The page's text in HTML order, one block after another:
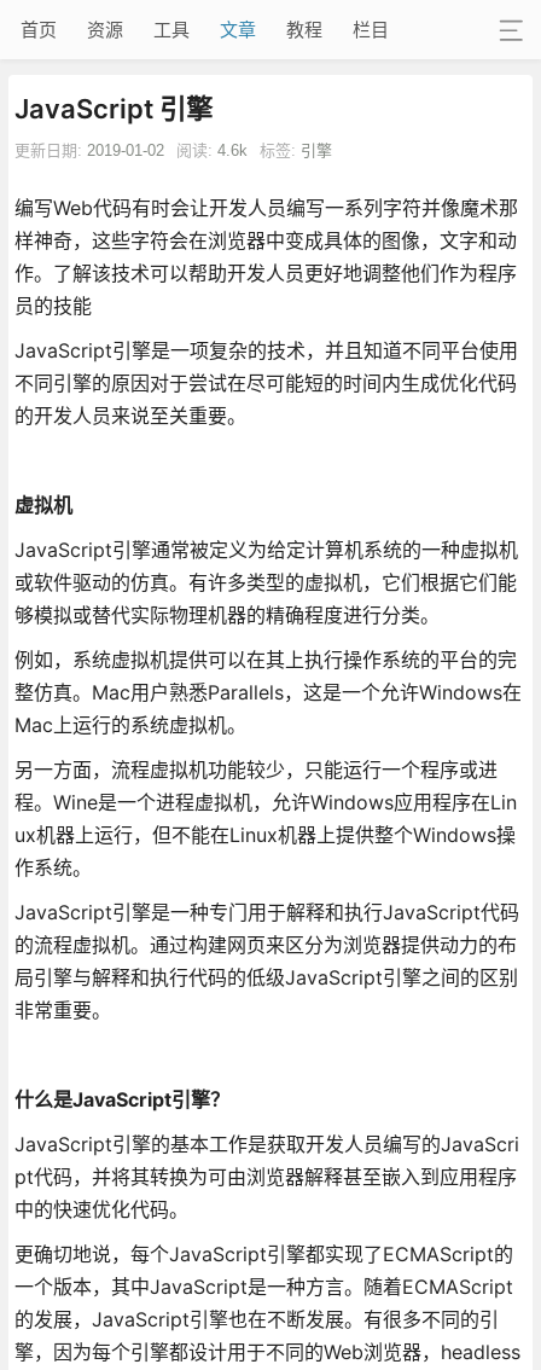
首页 资源 工具 文章 教程 栏目
JavaScript 引擎
更新日期: 2019-01-02 阅读: 4.6k 标签: 引擎
编写Web代码有时会让开发人员编写一系列字符并像魔术那
样神奇，这些字符会在浏览器中变成具体的图像，文字和动
作。了解该技术可以帮助开发人员更好地调整他们作为程序
员的技能
JavaScript引擎是一项复杂的技术，并且知道不同平台使用
不同引擎的原因对于尝试在尽可能短的时间内生成优化代码
的开发人员来说至关重要。
虚拟机
JavaScript引擎通常被定义为给定计算机系统的一种虚拟机
或软件驱动的仿真。有许多类型的虚拟机，它们根据它们能
够模拟或替代实际物理机器的精确程度进行分类。
例如，系统虚拟机提供可以在其上执行操作系统的平台的完
整仿真。Mac用户熟悉Parallels，这是一个允许Windows在
Mac上运行的系统虚拟机。
另一方面，流程虚拟机功能较少，只能运行一个程序或进
程。Wine是一个进程虚拟机，允许Windows应用程序在Lin
ux机器上运行，但不能在Linux机器上提供整个Windows操
作系统。
JavaScript引擎是一种专门用于解释和执行JavaScript代码
的流程虚拟机。通过构建网页来区分为浏览器提供动力的布
局引擎与解释和执行代码的低级JavaScript引擎之间的区别
非常重要。
什么是JavaScript引擎？
JavaScript引擎的基本工作是获取开发人员编写的JavaScri
pt代码，并将其转换为可由浏览器解释甚至嵌入到应用程序
中的快速优化代码。
更确切地说，每个JavaScript引擎都实现了ECMAScript的
一个版本，其中JavaScript是一种方言。随着ECMAScript
的发展，JavaScript引擎也在不断发展。有很多不同的引
擎，因为每个引擎都设计用于不同的Web浏览器，headless